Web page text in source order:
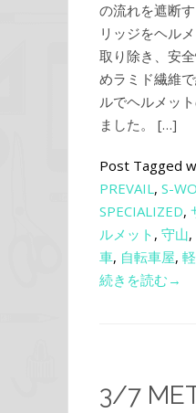
の流れを遮断
リッジをヘル
取り除き、安
めラミド繊維
ルでヘルメッ
ました。 […]
Post Tagged
PREVAIL, S-
SPECIALIZED,
ルメット , 守山,
車, 自転車屋,
続きを読む→
3/7